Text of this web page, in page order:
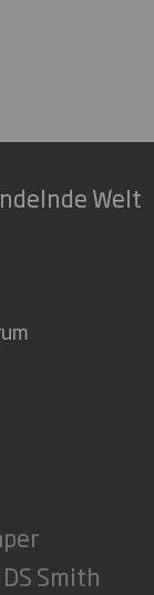
Welt
Smith